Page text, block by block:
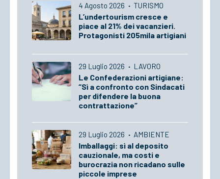
4 Agosto 2026 · TURISMO
L’undertourism cresce e
piace al 21% dei vacanzieri.
Protagonisti 205mila artigiani
29 Luglio 2026 · LAVORO
Le Confederazioni artigiane:
“Sì a confronto con Sindacati
per difendere la buona
contrattazione”
29 Luglio 2026 · AMBIENTE
Imballaggi: sì al deposito
cauzionale, ma costi e
burocrazia non ricadano sulle
piccole imprese